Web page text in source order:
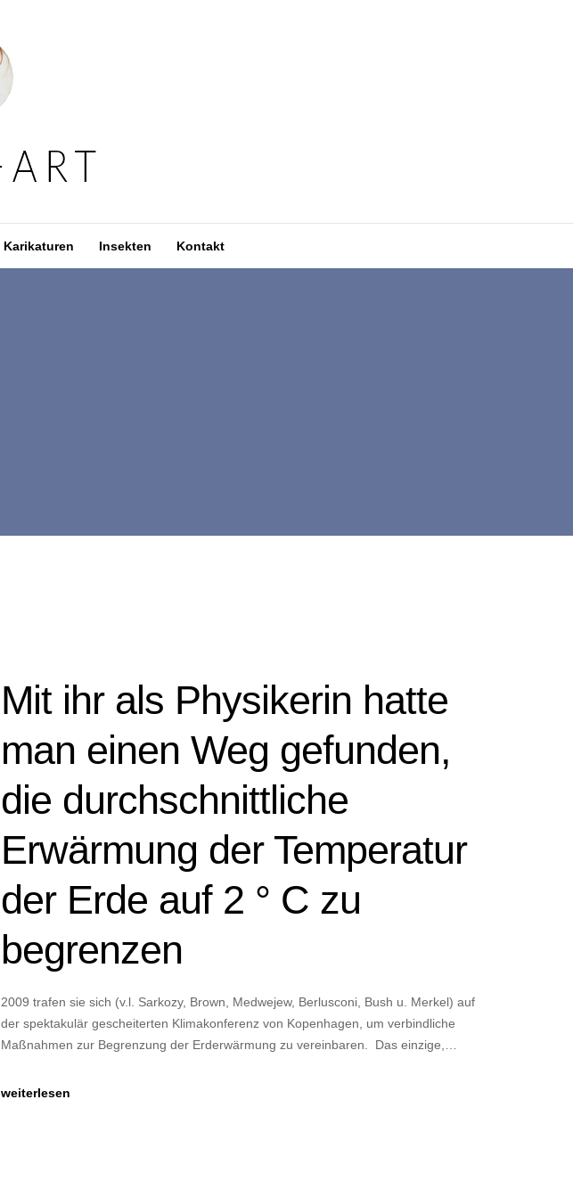
Karikaturen Insekten Kontakt
Mit ihr als Physikerin hatte
man einen Weg gefunden,
die durchschnittliche
Erwärmung der Temperatur
der Erde auf 2 ° C zu
begrenzen
2009 trafen sie sich (v.l. Sarkozy, Brown, Medwejew, Berlusconi, Bush u. Merkel) auf
der spektakulär gescheiterten Klimakonferenz von Kopenhagen, um verbindliche
Maßnahmen zur Begrenzung der Erderwärmung zu vereinbaren. Das einzige,…
weiterlesen